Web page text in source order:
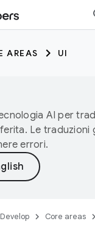
AREAS UI
AI per
Le traduzioni
errori.
Develop Core areas